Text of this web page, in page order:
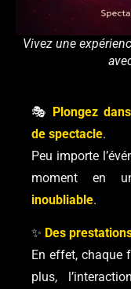
Vivez une
🎭 Plongez
de spectacle.
Peu importe
moment en
inoubliable.
✨ Des
En effet, chaque
plus,